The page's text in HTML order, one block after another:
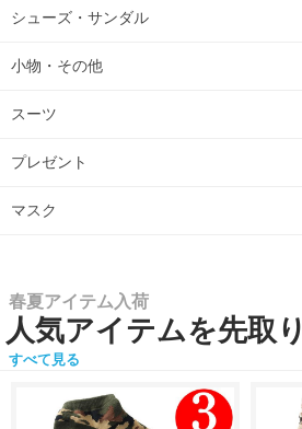
シューズ・サンダル
小物・その他
スーツ
プレゼント
マスク
春夏アイテム入荷
人気アイテムを先取り
すべて見る